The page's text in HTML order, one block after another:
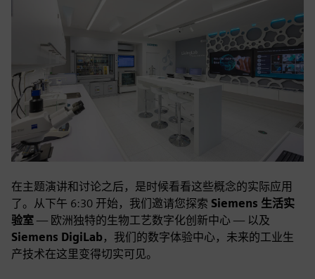
在主题演讲和讨论之后，是时候看看这些概念的实际应用
了。从下午 6:30 开始，我们邀请您探索 Siemens 生活实
验室— 欧洲独特的生物工艺数字化创新中心 — 以及
Siemens DigiLab，我们的数字体验中心，未来的工业生
产技术在这里变得切实可见。